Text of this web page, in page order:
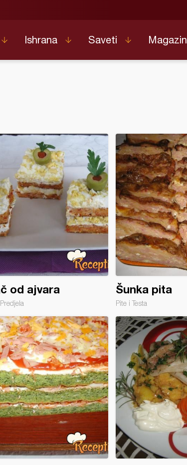
Ishrana Saveti Magazin
od ajvara Šunka pita
Pite i Testa